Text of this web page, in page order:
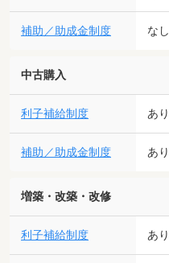
補助／助成金制度 なし
中古購入
利子補給制度 あり
補助／助成金制度 あり
増築・改築・改修
利子補給制度 あり